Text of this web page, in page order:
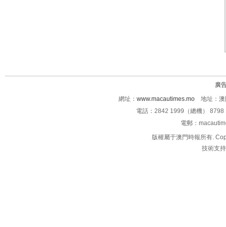
廣
網址： www.macautimes.mo 地址：澳
電話：2842 1999（總機）
電郵：
版權屬于澳門時報所有.
技術支